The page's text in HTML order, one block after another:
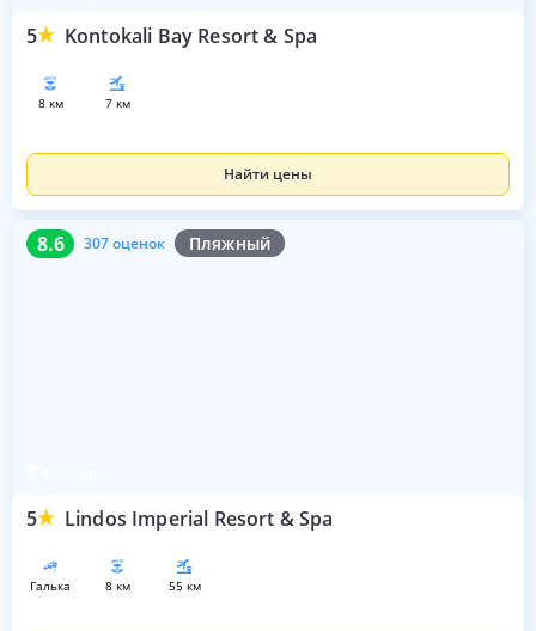
5 Kontokali Bay Resort & Spa
8 км 7 км
Найти цены
8.6 307 оценок Пляжный
5 Lindos Imperial Resort & Spa
8.6 307 оценок
галька 8 км 55 км